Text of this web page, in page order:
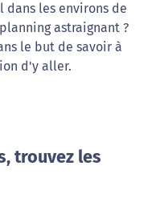
dans les environs de
astraignant ?
le but de savoir à
d'y aller.
trouvez les